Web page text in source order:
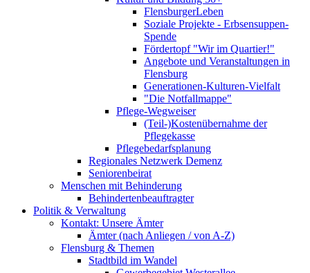
FlensburgerLeben
Soziale Projekte - Erbsensuppen-
Spende
Fördertopf "Wir im Quartier!"
Angebote und Veranstaltungen in
Flensburg
Generationen-Kulturen-Vielfalt
"Die Notfallmappe"
Pflege-Wegweiser
(Teil-)Kostenübernahme der
Pflegekasse
Pflegebedarfsplanung
Regionales Netzwerk Demenz
Seniorenbeirat
Menschen mit Behinderung
Behindertenbeauftragter
Politik & Verwaltung
Kontakt: Unsere Ämter
Ämter (nach Anliegen / von A-Z)
Flensburg & Themen
Stadtbild im Wandel